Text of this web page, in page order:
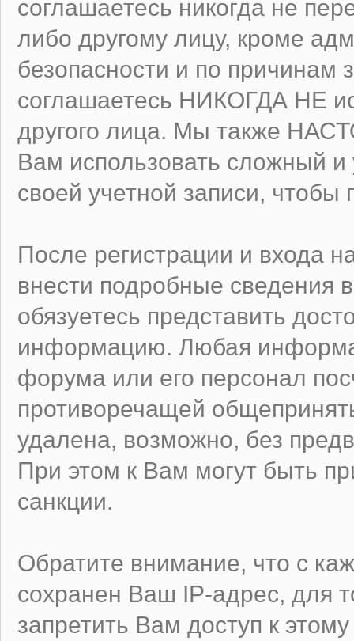
соглашаетесь никогда не
либо другому лицу, кроме
безопасности и по причинам
соглашаетесь НИКОГДА НЕ
другого лица. Мы также
Вам использовать сложный
своей учетной записи, чтобы
После регистрации и входа
внести подробные сведения
обязуетесь представить
информацию. Любая
форума или его персонал
противоречащей
удалена, возможно, без
При этом к Вам могут быть
санкции.
Обратите внимание, что с
сохранен Ваш IP-адрес, для
запретить Вам доступ к